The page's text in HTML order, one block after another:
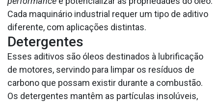
Cada maquinário industrial requer um tipo de aditivo
diferente, com aplicações distintas.
Detergentes
Esses aditivos são óleos destinados à lubrificação
de motores, servindo para limpar os resíduos de
carbono que possam existir durante a combustão.
Os detergentes mantêm as partículas insolúveis,